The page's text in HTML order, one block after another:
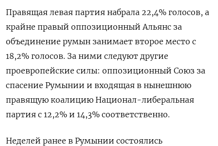
Правящая левая партия набрала 22,4% голосов, а
крайне правый оппозиционный Альянс за
объединение румын занимает второе место с
18,2% голосов. За ними следуют другие
проевропейские силы: оппозиционный Союз за
спасение Румынии и входящая в нынешнюю
правящую коалицию Национал-либеральная
партия с 12,2% и 14,3% соответственно.
Неделей ранее в Румынии состоялись